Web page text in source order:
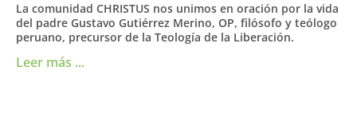
La comunidad CHRISTUS nos unimos en oración por la vida
del padre Gustavo Gutiérrez Merino, OP, filósofo y teólogo
peruano, precursor de la Teología de la Liberación.
Leer más ...